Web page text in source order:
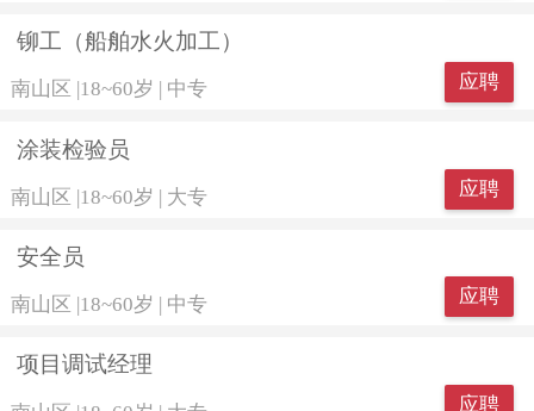
铆工（船舶水火加工）
南山区 18~60岁 中专 应聘
涂装检验员
南山区 |18~60岁 | 大专 应聘
安全员
南山区 18~60岁 中专 应聘
项目调试经理
应聘